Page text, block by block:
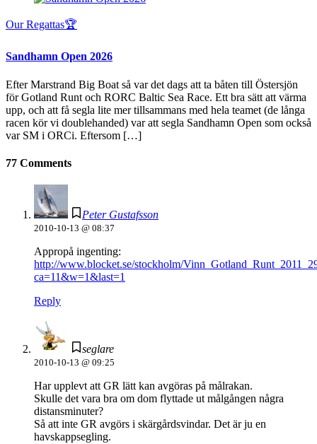
Our Regattas🏆
Sandhamn Open 2026
Efter Marstrand Big Boat så var det dags att ta båten till Östersjön
för Gotland Runt och RORC Baltic Sea Race. Ett bra sätt att värma
upp, och att få segla lite mer tillsammans med hela teamet (de långa
racen kör vi doublehanded) var att segla Sandhamn Open som också
var SM i ORCi. Eftersom […]
77 Comments
Peter Gustafsson
2010-10-13 @ 08:37
Appropå ingenting:
http://www.blocket.se/stockholm/
ca=11&w=1&last=1
Reply
seglare
2010-10-13 @ 09:25
Har upplevt att GR lätt kan avgöras på målrakan.
Skulle det vara bra om dom flyttade ut målgången några
distansminuter?
Så att inte GR avgörs i skärgårdsvindar. Det är ju en
havskappsegling.